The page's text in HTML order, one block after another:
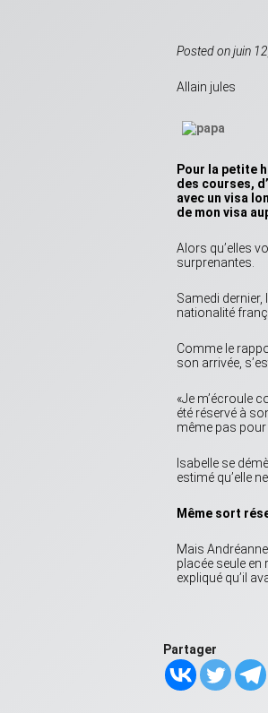
Posted on juin
Allain jules
Pour la petite
des courses,
avec un visa
de mon visa
Alors qu’elles
surprenantes.
Samedi
nationalité
Comme le
son arrivée,
«Je m’écroule
été réservé à
même pas
Isabelle se
estimé qu’elle
Même sort
Mais
placée seule en
expliqué qu’il
Partager